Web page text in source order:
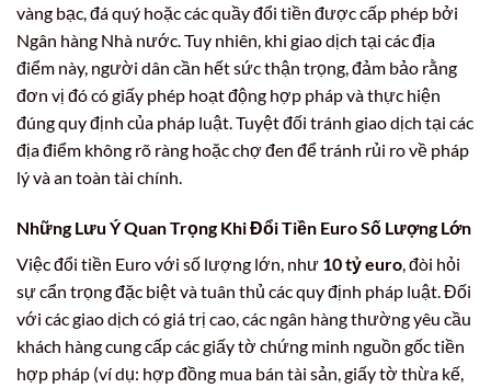
vàng bạc, đá quý hoặc các quầy đổi tiền được cấp phép bởi
Ngân hàng Nhà nước. Tuy nhiên, khi giao dịch tại các địa
điểm này, người dân cần hết sức thận trọng, đảm bảo rằng
đơn vị đó có giấy phép hoạt động hợp pháp và thực hiện
đúng quy định của pháp luật. Tuyệt đối tránh giao dịch tại các
địa điểm không rõ ràng hoặc chợ đen để tránh rủi ro về pháp
lý và an toàn tài chính.
Những Lưu Ý Quan Trọng Khi Đổi Tiền Euro Số Lượng Lớn
Việc đổi tiền Euro với số lượng lớn, như 10 tỷ euro , đòi hỏi
sự cẩn trọng đặc biệt và tuân thủ các quy định pháp luật. Đối
với các giao dịch có giá trị cao, các ngân hàng thường yêu cầu
khách hàng cung cấp các giấy tờ chứng minh nguồn gốc tiền
hợp pháp (ví dụ: hợp đồng mua bán tài sản, giấy tờ thừa kế,